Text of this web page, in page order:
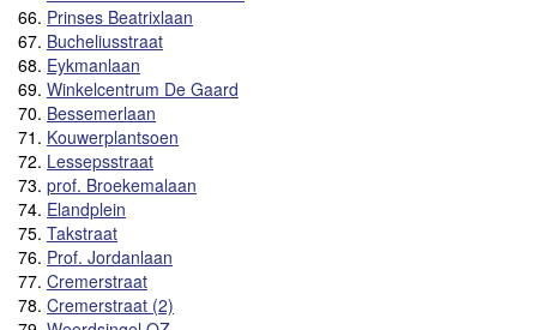
66. Prinses Beatrixlaan
67. Bucheliusstraat
68. Eykmanlaan
69. Winkelcentrum De Gaard
70. Bessemerlaan
71. Kouwerplantsoen
72. Lessepsstraat
73. prof. Broekemalaan
74. Elandplein
75. Takstraat
76. Prof. Jordanlaan
77. Cremerstraat
78. Cremerstraat (2)